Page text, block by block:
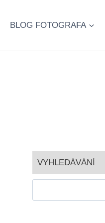
BLOG FOTOGRAFA
VYHLEDÁVÁNÍ